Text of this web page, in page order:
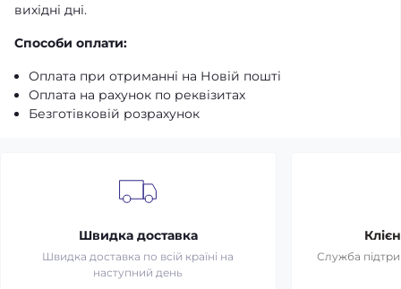
вихідні дні.
Способи оплати:
Оплата при отриманні на Новій пошті
Оплата на рахунок по реквізитах
Безготівковій розрахунок
Швидка доставка
Швидка доставка по всій країні на
наступний день
Служба